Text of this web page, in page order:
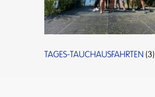
TAGES-TAUCHAUSFAHRTEN (3)